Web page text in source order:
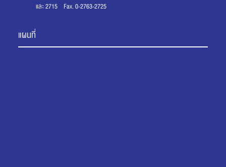
และ 2715 Fax. 0-2763-2725
แผนที่